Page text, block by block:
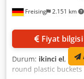
Freising 2.151 km
Fiyat bilgisi
Durum: ikinci el,
round plastic